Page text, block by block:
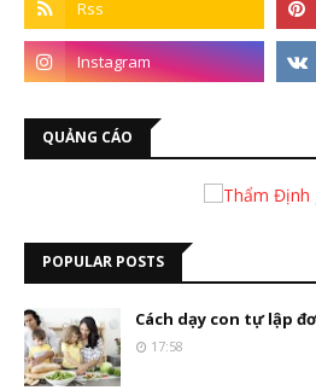
QUẢNG CÁO
POPULAR POSTS
Cách dạy con tự lập
17:58